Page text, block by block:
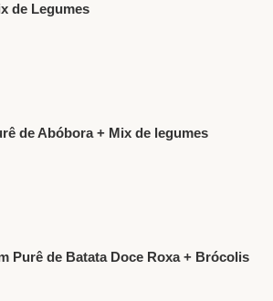
de Legumes
de Abóbora + Mix de legumes
Purê de Batata Doce Roxa + Brócolis